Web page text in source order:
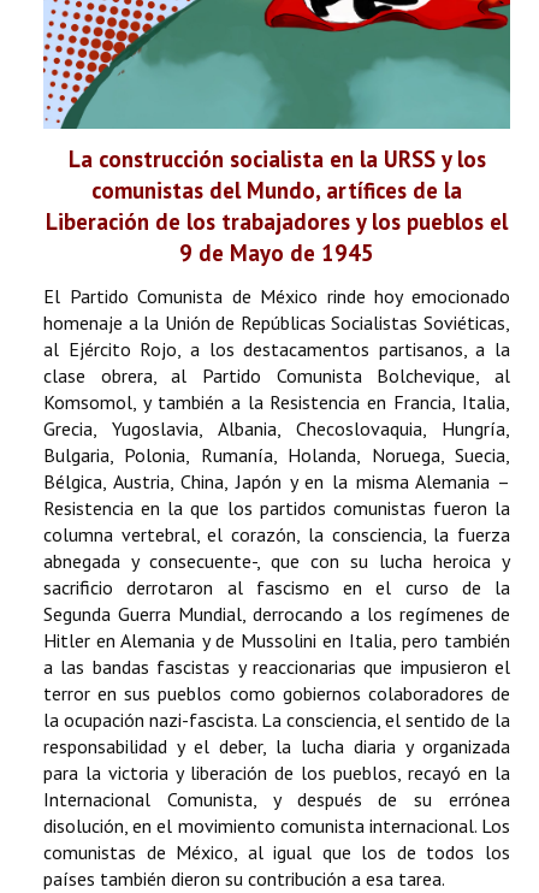
La construcción socialista en la URSS y los
comunistas del Mundo, artífices de la
Liberación de los trabajadores y los pueblos el
9 de Mayo de 1945
El Partido Comunista de México rinde hoy emocionado
homenaje a la Unión de Repúblicas Socialistas Soviéticas,
al Ejército Rojo, a los destacamentos partisanos, a la
clase obrera, al Partido Comunista Bolchevique, al
Komsomol, y también a la Resistencia en Francia, Italia,
Grecia, Yugoslavia, Albania, Checoslovaquia, Hungría,
Bulgaria, Polonia, Rumanía, Holanda, Noruega, Suecia,
Bélgica, Austria, China, Japón y en la misma Alemania –
Resistencia en la que los partidos comunistas fueron la
columna vertebral, el corazón, la consciencia, la fuerza
abnegada y consecuente-, que con su lucha heroica y
sacrificio derrotaron al fascismo en el curso de la
Segunda Guerra Mundial, derrocando a los regímenes de
Hitler en Alemania y de Mussolini en Italia, pero también
a las bandas fascistas y reaccionarias que impusieron el
terror en sus pueblos como gobiernos colaboradores de
la ocupación nazi-fascista. La consciencia, el sentido de la
responsabilidad y el deber, la lucha diaria y organizada
para la victoria y liberación de los pueblos, recayó en la
Internacional Comunista, y después de su errónea
disolución, en el movimiento comunista internacional. Los
comunistas de México, al igual que los de todos los
países también dieron su contribución a esa tarea.